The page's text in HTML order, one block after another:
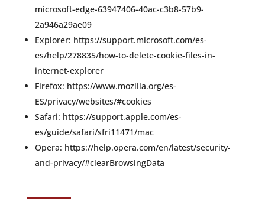
microsoft-edge-63947406-40ac-c3b8-57b9-
2a946a29ae09
Explorer: https://support.microsoft.com/es-
es/help/278835/how-to-delete-cookie-files-in-
internet-explorer
Firefox: https://www.mozilla.org/es-
ES/privacy/websites/#cookies
Safari: https://support.apple.com/es-
es/guide/safari/sfri11471/mac
Opera: https://help.opera.com/en/latest/security-
and-privacy/#clearBrowsingData